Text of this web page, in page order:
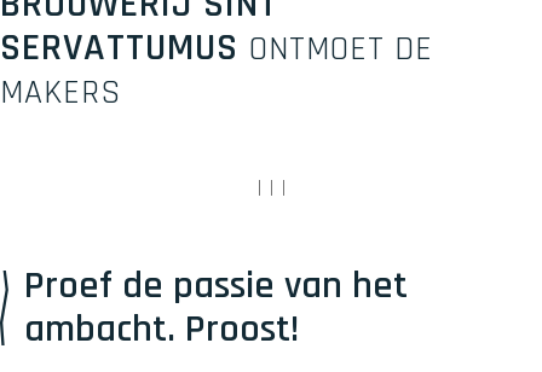
SERVATTUMUS ONTMOET DE
MAKERS
r
o
u
S
i
n
| | |
Proef de passie van het
ambacht. Proost!